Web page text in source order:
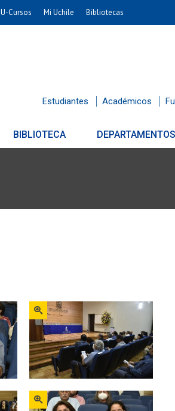
U-Cursos Mi Uchile Bibliotecas
Estudiantes Académicos
BIBLIOTECA DEPARTAMENTOS
Zoom
Zoom